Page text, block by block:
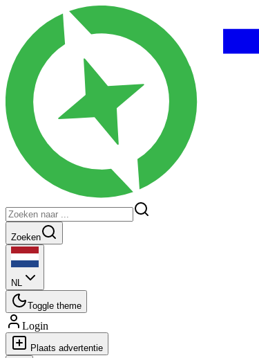
Zoeken
NL
Toggle theme
Login
Plaats advertentie